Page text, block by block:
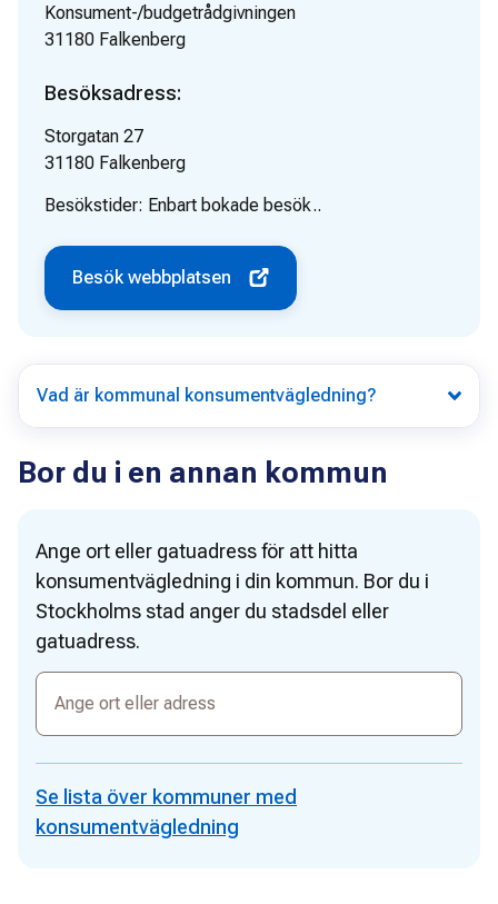
Konsument-/budgetrådgivningen
31180 Falkenberg
Besöksadress:
Storgatan 27
31180 Falkenberg
Besökstider: Enbart bokade besök..
Besök webbplatsen
Vad är kommunal konsumentvägledning?
Bor du i en annan kommun
Ange ort eller gatuadress för att hitta
konsumentvägledning i din kommun. Bor du i
Stockholms stad anger du stadsdel eller
gatuadress.
Ange
eller
adress
Se lista över kommuner med
konsumentvägledning